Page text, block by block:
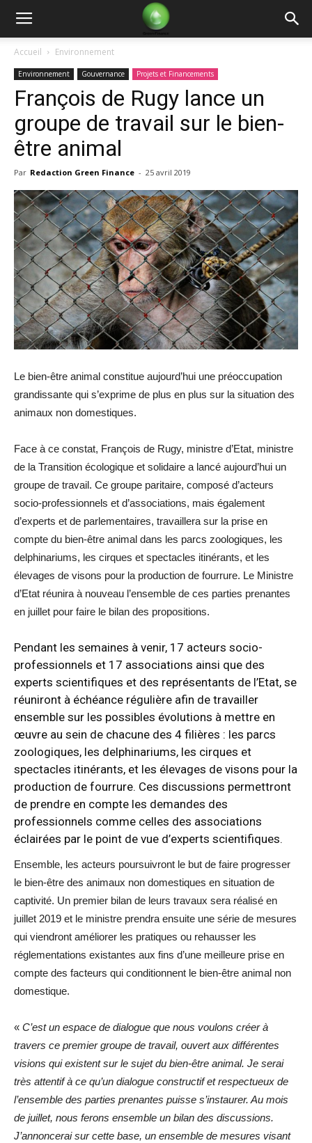
Green
Finance
Accueil Environnement
Environnement Gouvernance Projets et Financements
François de Rugy lance un
groupe de travail sur le bien-
être animal
Par Redaction Green Finance - 25 avril 2019
Le bien-être animal constitue aujourd’hui une préoccupation
grandissante qui s’exprime de plus en plus sur la situation des
animaux non domestiques.
Face à ce constat, François de Rugy, ministre d’Etat, ministre
de la Transition écologique et solidaire a lancé aujourd’hui un
groupe de travail. Ce groupe paritaire, composé d’acteurs
socio-professionnels et d’associations, mais également
d’experts et de parlementaires, travaillera sur la prise en
compte du bien-être animal dans les parcs zoologiques, les
delphinariums, les cirques et spectacles itinérants, et les
élevages de visons pour la production de fourrure. Le Ministre
d’Etat réunira à nouveau l’ensemble de ces parties prenantes
en juillet pour faire le bilan des propositions.
Pendant les semaines à venir, 17 acteurs socio-
professionnels et 17 associations ainsi que des
experts scientifiques et des représentants de l’Etat, se
réuniront à échéance régulière afin de travailler
ensemble sur les possibles évolutions à mettre en
œuvre au sein de chacune des 4 filières : les parcs
zoologiques, les delphinariums, les cirques et
spectacles itinérants, et les élevages de visons pour la
production de fourrure. Ces discussions permettront
de prendre en compte les demandes des
professionnels comme celles des associations
éclairées par le point de vue d’experts scientifiques.
Ensemble, les acteurs poursuivront le but de faire progresser
le bien-être des animaux non domestiques en situation de
captivité. Un premier bilan de leurs travaux sera réalisé en
juillet 2019 et le ministre prendra ensuite une série de mesures
qui viendront améliorer les pratiques ou rehausser les
réglementations existantes aux fins d’une meilleure prise en
compte des facteurs qui conditionnent le bien-être animal non
domestique.
« C’est un espace de dialogue que nous voulons créer à
travers ce premier groupe de travail, ouvert aux différentes
visions qui existent sur le sujet du bien-être animal. Je serai
très attentif à ce qu’un dialogue constructif et respectueux de
l’ensemble des parties prenantes puisse s’instaurer. Au mois
de juillet, nous ferons ensemble un bilan des discussions.
J’annoncerai sur cette base, un ensemble de mesures visant